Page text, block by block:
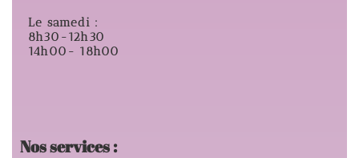
Le samedi :
8h30-12h30
14h00- 18h00
Nos services :